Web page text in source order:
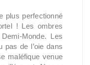
plus perfectionné
! Les ombres
Monde. Les
pas de l’oie dans
maléfique venue